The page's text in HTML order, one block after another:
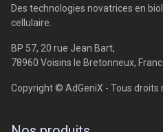
Des technologies novatrices en
cellulaire.
BP 57, 20 rue Jean Bart,
78960 Voisins le Bretonneux,
Copyright © AdGeniX - Tous droits